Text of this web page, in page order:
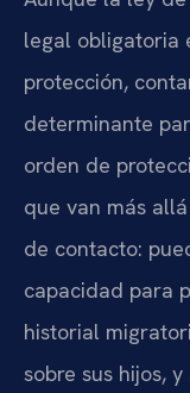
legal obligatoria
protección,
determinante
orden de
que van más
de contacto:
capacidad para
historial
sobre sus hijos,